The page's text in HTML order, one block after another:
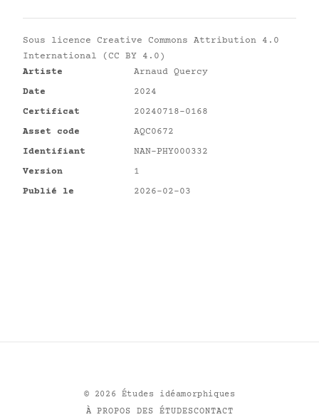
Sous licence Creative Commons Attribution 4.0
International (CC BY 4.0)
Artiste
Arnaud Quercy
Date
2024
Certificat
20240718-0168
Asset code
AQC0672
Identifiant
NAN-PHY000332
Version
1
Publié le
2026-02-03
© 2026 Études idéamorphiques
À PROPOS DES ÉTUDESCONTACT